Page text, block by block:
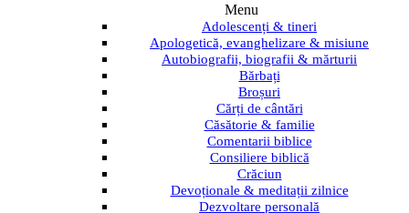
Menu
Adolescenți & tineri
Apologetică, evanghelizare & misiune
Autobiografii, biografii & mărturii
Bărbați
Broșuri
Cărți de cântări
Căsătorie & familie
Comentarii biblice
Consiliere biblică
Crăciun
Devoționale & meditații zilnice
Dezvoltare personală